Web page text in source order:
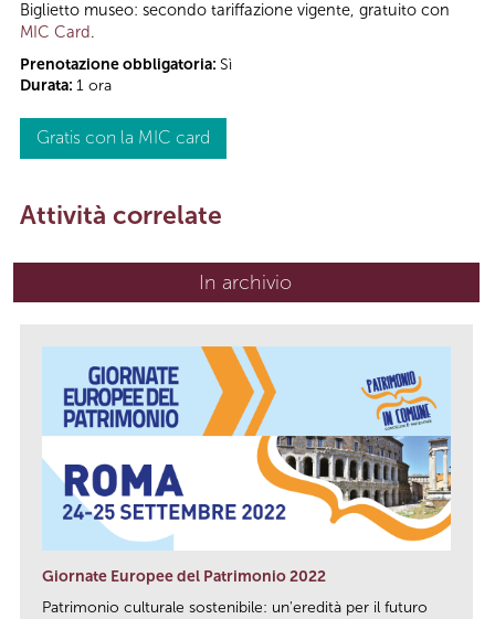
Biglietto museo: secondo tariffazione vigente, gratuito con
MIC Card.
Prenotazione obbligatoria: Sì
Durata: 1 ora
Gratis con la MIC card
Attività correlate
In archivio
Giornate Europee del Patrimonio 2022
Patrimonio culturale sostenibile: un'eredità per il futuro